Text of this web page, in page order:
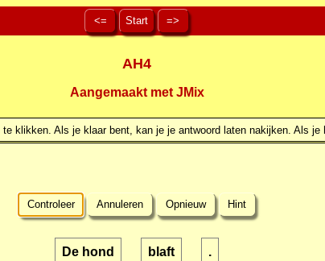
<= Start =>
AH4
Aangemaakt met JMix
klikken. Als je klaar bent, kan je je antwoord laten nakijken. Als je
Controleer Annuleren Opnieuw Hint
De hond blaft .